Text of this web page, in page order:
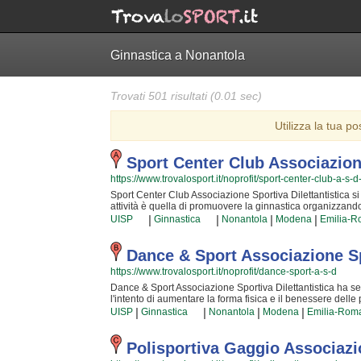
Ginnastica a Nonantola
Trovati 501 risultati (0.01 sec)
Utilizza la tua
Sport Center Club
https://www.trovalosport.it/noprofit/sport-center-club-a-s-
Sport Center Club Associazione Sportiva Dilettantistica
attività è quella di promuovere la ginnastica
incentrata sia sul miglioramento delle capacità motorie
acquisiscono quotidianamente affrontando sfide
provincia e sono convinti di poter trasmettere quegli
dalla sua nascita. La passione, i sacrifici e la continua
rendono la ginnastica uno sport unico e da cui si viene
Dilettantistica è una grande famiglia in cui potrai trovare
amichevole. Se vuoi iscriverti o semplicemente scoprire
cliccando sul bottone "Contattaci" presente nella pagina.
UISP | Ginnastica | Nonantola | Modena | Emilia-
Dance & Sport Associazione
https://www.trovalosport.it/noprofit/dance-sport-a-s-d
Dance & Sport Associazione Sportiva Dilettantistica ha
l'intento di aumentare la forma fisica e il benessere
ragazzi). Le loro attività servono a sviluppare le capacità
raggiungere una maggior sicurezza individuale
zona e si aggiornano costantemente partecipando agli
professionalità ai loro iscritti. Il risultato e il divertimento
speciale, per cui, una volta che sarete partiti, non
UISP | Ginnastica | Nonantola | Modena | Emilia-
Polisportiva Gaggio